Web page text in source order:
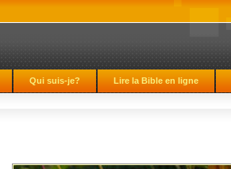
Qui suis-je? Lire la Bible en ligne